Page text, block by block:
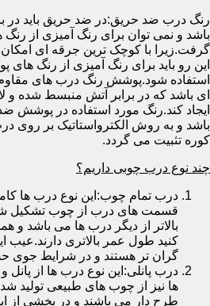
رنگ درب ضد حریق:در ضد حریق باید در
باشد و نمی توان برای رنگ آمیزی از
گرفت.زیرا با کوچک ترین جرقه ای امکان
این رو باید برای رنگ آمیزی از رنگ های
استفاده شود.پوشش رنگ درب های مقاوم
ای باشد که در برابر آتش منبسط شده و
ایجاد کند.رنگ مورد استفاده در پوشش
باشد و به روش الکترواستاتیک بر روی
کوره تثبیت می گردد.
چند نوع درب چوبی داریم؟
درب تمام چوب:این نوع درب ها
قسمت های درب از چوب تشکیل
بالاتر از دیگر درب ها می باشد و
کنید طول عمر بالاتری دارند.عیب
گران تر هستند و در شرایط جوی
درب پانلی:این نوع درب ها از پانل
ها نیز از چوب های طبیعی تولید
طرح دار می باشند و در بخشی از